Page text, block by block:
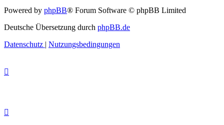
Powered by phpBB® Forum Software © phpBB Limited
Deutsche Übersetzung durch phpBB.de
Datenschutz | Nutzungsbedingungen